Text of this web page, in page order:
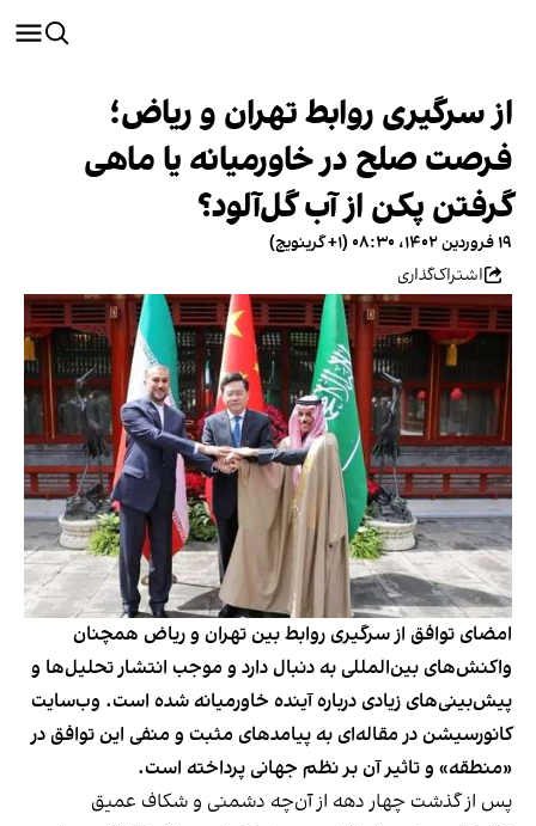
از سرگیری روابط تهران و ریاض؛
فرصت صلح در خاورمیانه یا ماهی
گرفتن پکن از آب گل‌آلود؟
۱۹ فروردین ۱۴۰۲، ۰۸:۳۰ (‎+۱ گرینویچ)
اشتراک‌گذاری
امضای توافق از سرگیری روابط بین تهران و ریاض همچنان
واکنش‌های بین‌المللی به دنبال دارد و موجب انتشار تحلیل‌ها و
پیش‌بینی‌های زیادی درباره آینده خاورمیانه شده است. وب‌سایت
کانورسیشن در مقاله‌ای به پیامدهای مثبت و منفی این توافق در
«منطقه» و تاثیر آن بر نظم جهانی پرداخته است.
پس از گذشت چهار دهه از آن‌چه دشمنی و شکاف عمیق